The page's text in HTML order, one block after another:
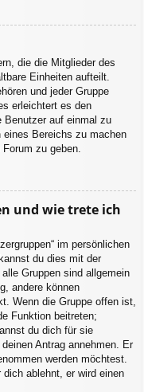
die die Mitglieder des
Einheiten aufteilt.
und jeder Gruppe
erleichtert es den
Benutzer auf einmal zu
Bereichs zu machen
zu geben.
und wie trete ich
im persönlichen
du dies mit der
Gruppen sind allgemein
andere können
Wenn die Gruppe offen ist,
Funktion beitreten;
du dich für sie
Antrag annehmen. Er
werden möchtest.
ablehnt, er wird einen